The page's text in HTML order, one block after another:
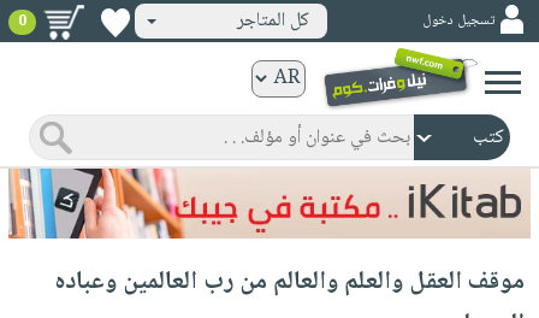
ورقية
المواضيع
صدر
حديثاً
الأكثر
مبيعاً
كتب
الكترونية
الرئيسيةكتب
تسجيل دخول كل المتاجر 0
موقف العقل والعلم والعالم من رب العالمين وعباده